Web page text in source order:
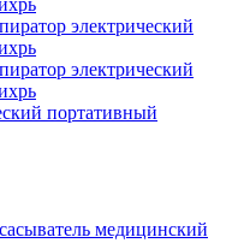
портативный